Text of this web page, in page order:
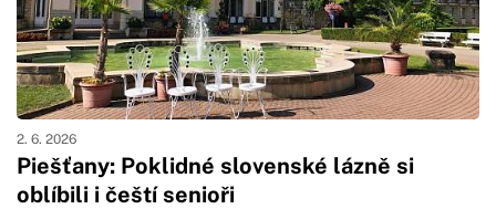
Piešťany: Poklidné slovenské lázně si
oblíbili i čeští senioři
2. 6. 2026